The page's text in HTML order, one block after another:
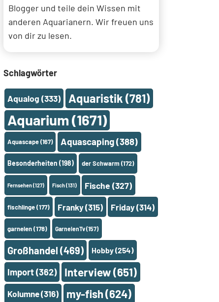
Blogger und teile dein Wissen mit
anderen Aquarianern. Wir freuen uns
von dir zu lesen.
Schlagwörter
Aqualog (333) Aquaristik (781)
Aquarium (1671)
Aquascape(167) Aquascaping(388)
Besonderheiten (198) der Schwarm(172)
Fernsehen(127) Fisch(131) Fische (327)
fischlinge(177) Franky(315) Friday(314)
garnelen(178) GarnelenTv(157)
Großhandel (469) Hobby(254)
Import(362) Interview(651)
Kolumne(316) my-fish(624)